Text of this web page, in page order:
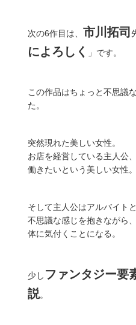
次の6作目は、 市川拓司
によろしく
」です。
この作品はちょっと不思議
た。
突然現れた美しい女性。
お店を経営している主人公
働きたいという美しい女性。
そして主人公はアルバイト
不思議な感じを抱きながら
体に気付くことになる。
少し ファンタジー要
説。